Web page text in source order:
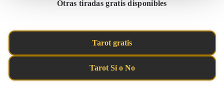
Otras tiradas gratis disponibles
Tarot gratis
Tarot Sí o No